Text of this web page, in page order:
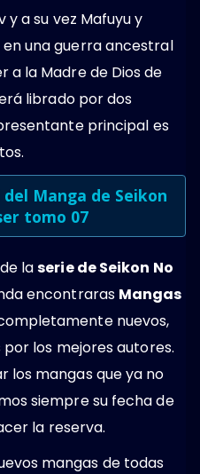
y a su vez Mafuyu y
una guerra ancestral
a la Madre de Dios de
librado por dos
principal es
Manga de Seikon
tomo 07
laserie de Seikon No
encontraras Mangas
nuevos,
los mejores autores.
los mangas que ya no
siempre su fecha de
la reserva.
mangas de todas